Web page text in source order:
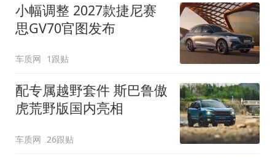
小幅调整 2027款捷尼赛
思GV70官图发布
车质网 1跟贴
配专属越野套件 斯巴鲁傲
虎荒野版国内亮相
车质网 26跟贴